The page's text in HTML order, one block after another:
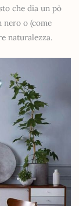
che dia un pò
nero o (come
naturalezza.